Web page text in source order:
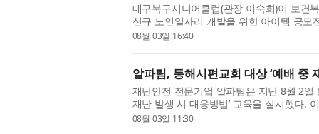
대구북구시니어클럽(관장 이숙희)이 보건
신규 노인일자리 개발을 위한 아이템 공모
역 특화 노인일자리 아이템인 ‘시니어 로컬
08월 03일 16:40
알파팀, 동해시편교회 대상 ‘예배 중
재난안전 전문기업 알파팀은 지난 8월 2일
재난 발생 시 대응방법’ 교육을 실시했다.
서 갑작스러운 재난이 발생할 경우 교회
08월 03일 11:30